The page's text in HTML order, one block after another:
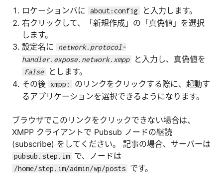
ロケーションバに about:config
と入力します。
右クリックして、「新規作成」の「真偽値」を選択
します。
設定名に
network.protocol-
handler.expose.network.xmpp
と入力し、真偽値を
false
とします。
その後 xmpp:
のリンクをクリックする際に、起動す
るアプリケーションを選択できるようになります。
ブラウザでこのリンクをクリックできない場合は、
XMPP クライアントで Pubsub ノードの継読
(subscribe) をしてください。 記事の場合、サーバーは
pubsub.step.im で、ノードは
/home/step.im/admin/wp/posts です。